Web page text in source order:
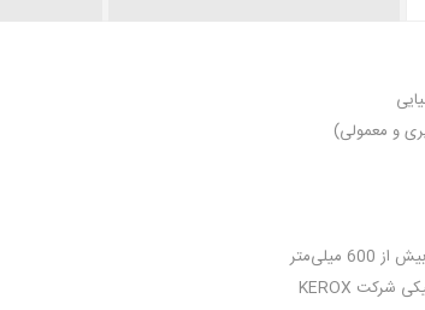
و معمولی)
میلی‌متر
KEROX